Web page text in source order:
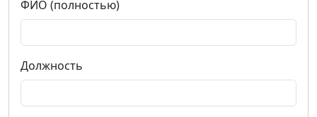
ФИО (полностью)
Должность